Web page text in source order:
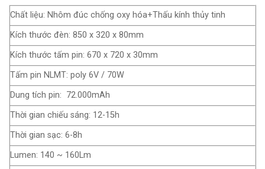
Chất liệu: Nhôm đúc chống oxy hóa+Thấu kính thủy tinh
Kích thước đèn: 850 x 320 x 80mm
Kích thước tấm pin: 670 x 720 x 30mm
Tấm pin NLMT: poly 6V / 70W
Dung tích pin: 72.000mAh
Thời gian chiếu sáng: 12-15h
Thời gian sạc: 6-8h
Lumen: 140 ~ 160Lm